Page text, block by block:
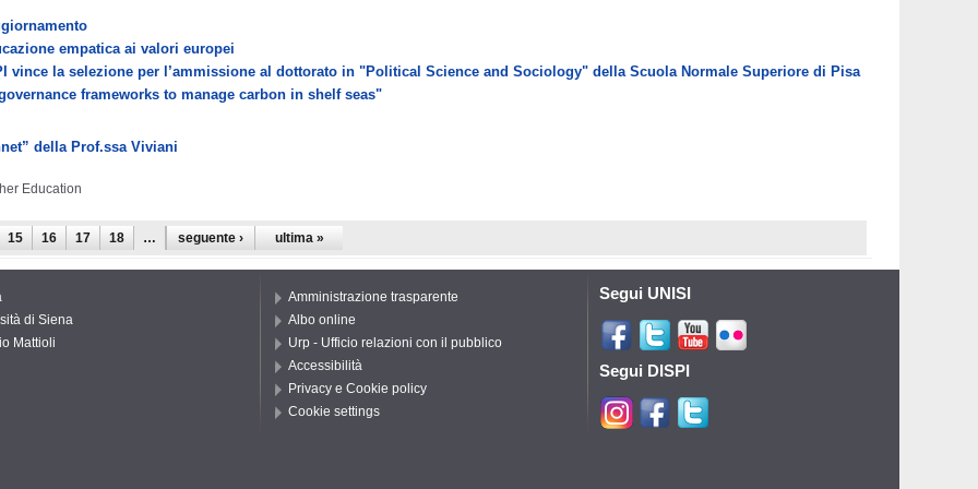
empatica ai valori europei
vince la selezione per l’ammissione al dottorato in "Political Science and Sociology" della Scuola Normale Superiore di Pisa
frameworks to manage carbon in shelf seas"
della Prof.ssa Viviani
Education
15 16 17 18 … seguente › ultima »
di Siena
Mattioli
Amministrazione trasparente
Albo online
Urp - Ufficio relazioni con il pubblico
Accessibilità
Privacy e Cookie policy
Cookie settings
Segui UNISI
Segui DISPI